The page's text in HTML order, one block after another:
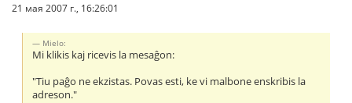
21 мая 2007 г., 16:26:01
Mielo:
Mi klikis kaj ricevis la mesaĝon:
"Tiu paĝo ne ekzistas. Povas esti, ke vi malbone enskribis la
adreson."